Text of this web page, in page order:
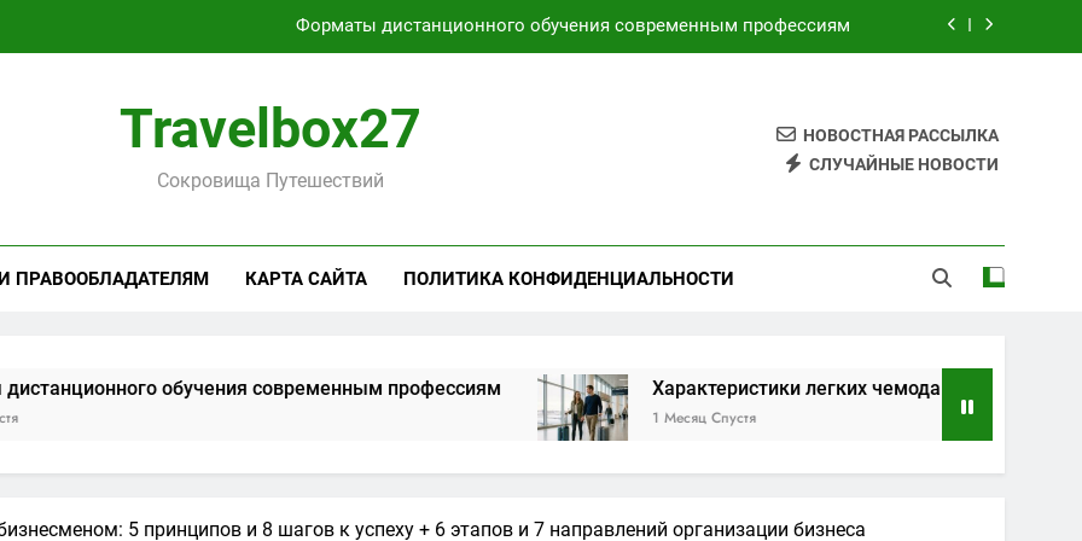
Характеристики легких чемоданов на колесах с амортизаторами для безопасных путешествий
Способы получения и хранения электронных и бумажных билетов
Активный отдых на Байкале летом и зимой по индивидуальным маршрутам
Характеристики легких чемоданов на колесах с амортизаторами для безопасных путешествий
Travelbox27
Сокровища Путешествий
НОВОСТНАЯ РАССЫЛКА
СЛУЧАЙНЫЕ НОВОСТИ
ПРАВООБЛАДАТЕЛЯМ КАРТА САЙТА ПОЛИТИКА КОНФИДЕНЦИАЛЬНОСТИ
обучения современным профессиям Характеристики легких чемоданов на колесах с
1 Месяц Спустя
5 принципов и 8 шагов к успеху + 6 этапов и 7 направлений организации бизнеса